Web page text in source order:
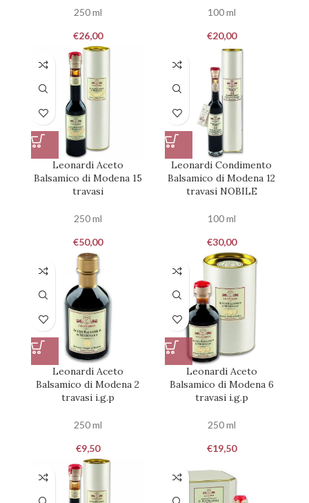
250 ml
€26,00
100 ml
€20,00
Leonardi Aceto
Balsamico di Modena 15
travasi
250 ml
€50,00
Leonardi Condimento
Balsamico di Modena 12
travasi NOBILE
100 ml
€30,00
Leonardi Aceto
Balsamico di Modena 2
travasi i.g.p
250 ml
€9,50
Leonardi Aceto
Balsamico di Modena 6
travasi i.g.p
250 ml
€19,50